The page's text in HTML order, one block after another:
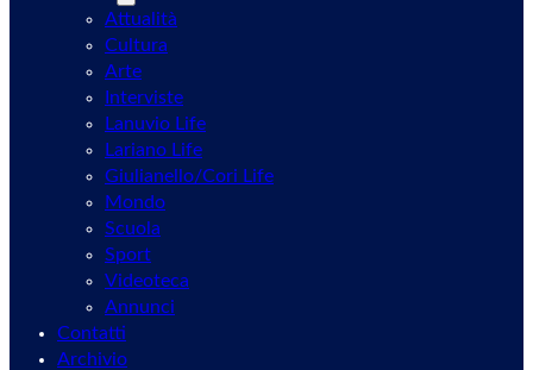
Attualità
Cultura
Arte
Interviste
Lanuvio Life
Lariano Life
Giulianello/Cori Life
Mondo
Scuola
Sport
Videoteca
Annunci
Contatti
Archivio